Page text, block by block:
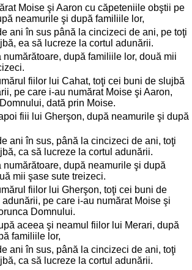
Moise şi Aaron cu căpeteniile obştii pe
neamurile şi după familiile lor,
ani în sus până la cincizeci de ani, pe toţi
ea să lucreze la cortul adunării.
numărătoare, după familiile lor, două mii
fiilor lui Cahat, toţi cei buni de slujbă
pe care i-au numărat Moise şi Aaron,
dată prin Moise.
fiii lui Gherşon, după neamurile şi după
ani în sus, până la cincizeci de ani, toţi
ca să lucreze la cortul adunării.
numărătoare, după neamurile şi după
mii şase sute treizeci.
fiilor lui Gherşon, toţi cei buni de
pe care i-au numărat Moise şi
Domnului.
aceea şi neamul fiilor lui Merari, după
familiile lor,
ani în sus, până la cincizeci de ani, toţi
ca să lucreze la cortul adunării.